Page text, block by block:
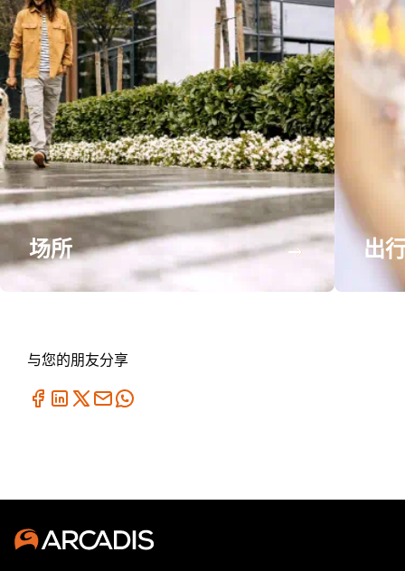
场所 出
与您的朋友分享